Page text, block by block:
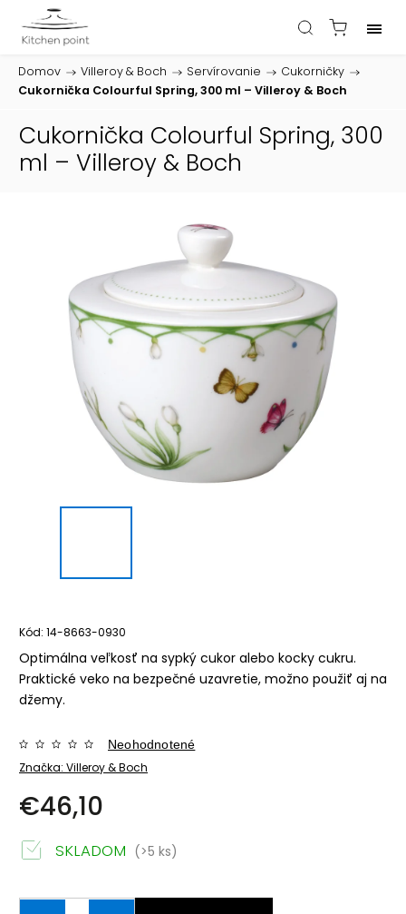
Domov / Villeroy & Boch / Servírovanie / Cukorničky /
Cukornička Colourful Spring, 300 ml – Villeroy & Boch
Cukornička Colourful Spring, 300
ml – Villeroy & Boch
Kód: 14-8663-0930
Optimálna veľkosť na sypký cukor alebo kocky cukru.
Praktické veko na bezpečné uzavretie, možno použiť aj na
džemy.
Značka: Villeroy & Boch
Neohodnotené
€46,10
SKLADOM (>5 ks)